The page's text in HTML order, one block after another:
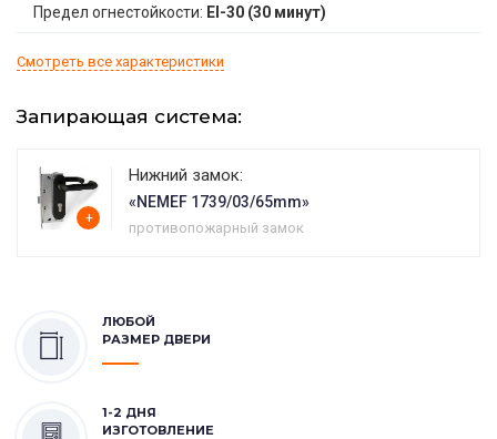
Предел огнестойкости: EI-30 (30 минут)
Смотреть все характеристики
Запирающая система:
+
Нижний замок:
«NEMEF 1739/03/65mm»
противопожарный замок
ЛЮБОЙ
РАЗМЕР ДВЕРИ
1-2 ДНЯ
ИЗГОТОВЛЕНИЕ